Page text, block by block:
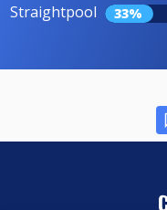
Straightpool 33%